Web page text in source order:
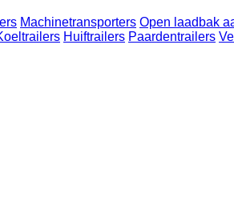
Machinetransporters Open laadbak
Huiftrailers Paardentrailers